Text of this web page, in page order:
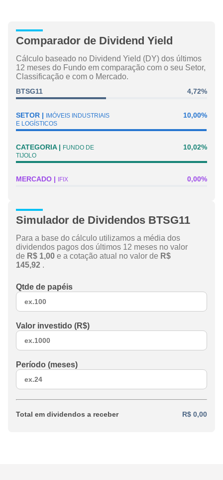
Comparador de Dividend Yield
Cálculo baseado no Dividend Yield (DY) dos últimos
12 meses do Fundo em comparação com o seu Setor,
Classificação e com o Mercado.
BTSG11 4,72%
SETOR
IMÓVEIS INDUSTRIAIS
E LOGÍSTICOS
10,00%
CATEGORIA
FUNDO DE
TIJOLO
10,02%
MERCADO IFIX 0,00%
Simulador de Dividendos BTSG11
Para a base do cálculo utilizamos a média dos
dividendos pagos dos últimos 12 meses no valor
de R$ 1,00 e a cotação atual no valor de R$
145,92 .
Qtde de papéis
Valor investido (R$)
Período (meses)
Total em dividendos a receber R$ 0,00